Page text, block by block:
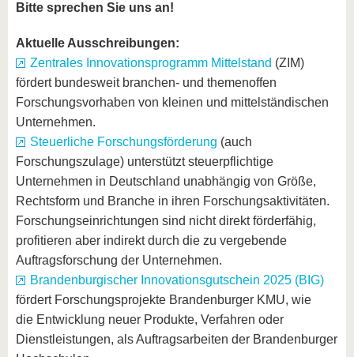
Bitte sprechen Sie uns an!
Aktuelle Ausschreibungen:
Zentrales Innovationsprogramm Mittelstand (ZIM)
fördert bundesweit branchen- und themenoffen
Forschungsvorhaben von kleinen und mittelständischen
Unternehmen.
Steuerliche Forschungsförderung (auch
Forschungszulage) unterstützt steuerpflichtige
Unternehmen in Deutschland unabhängig von Größe,
Rechtsform und Branche in ihren Forschungsaktivitäten.
Forschungseinrichtungen sind nicht direkt förderfähig,
profitieren aber indirekt durch die zu vergebende
Auftragsforschung der Unternehmen.
Brandenburgischer Innovationsgutschein 2025 (BIG)
fördert Forschungsprojekte Brandenburger KMU, wie
die Entwicklung neuer Produkte, Verfahren oder
Dienstleistungen, als Auftragsarbeiten der Brandenburger